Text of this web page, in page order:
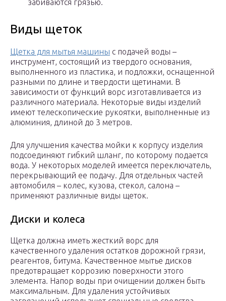
забиваются грязью.
Виды щеток
Щетка для мытья машины с подачей воды –
инструмент, состоящий из твердого основания,
выполненного из пластика, и подложки, оснащенной
разными по длине и твердости щетинами. В
зависимости от функций ворс изготавливается из
различного материала. Некоторые виды изделий
имеют телескопические рукоятки, выполненные из
алюминия, длиной до 3 метров.
Для улучшения качества мойки к корпусу изделия
подсоединяют гибкий шланг, по которому подается
вода. У некоторых моделей имеется переключатель,
перекрывающий ее подачу. Для отдельных частей
автомобиля – колес, кузова, стекол, салона –
применяют различные виды щеток.
Диски и колеса
Щетка должна иметь жесткий ворс для
качественного удаления остатков дорожной грязи,
реагентов, битума. Качественное мытье дисков
предотвращает коррозию поверхности этого
элемента. Напор воды при очищении должен быть
максимальным. Для удаления устойчивых